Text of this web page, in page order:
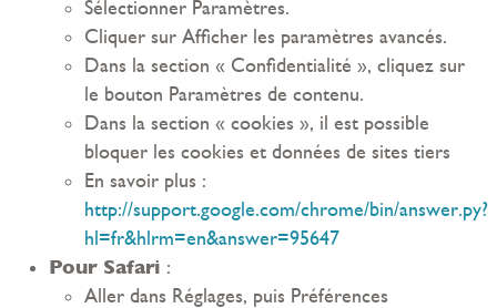
Sélectionner Paramètres.
Cliquer sur Afficher les paramètres avancés.
Dans la section « Confidentialité », cliquez sur
le bouton Paramètres de contenu.
Dans la section « cookies », il est possible
bloquer les cookies et données de sites tiers
En savoir plus :
http://support.google.com/chrome/bin/answer.py?
hl=fr&hlrm=en&answer=95647
Pour Safari :
Aller dans Réglages, puis Préférences